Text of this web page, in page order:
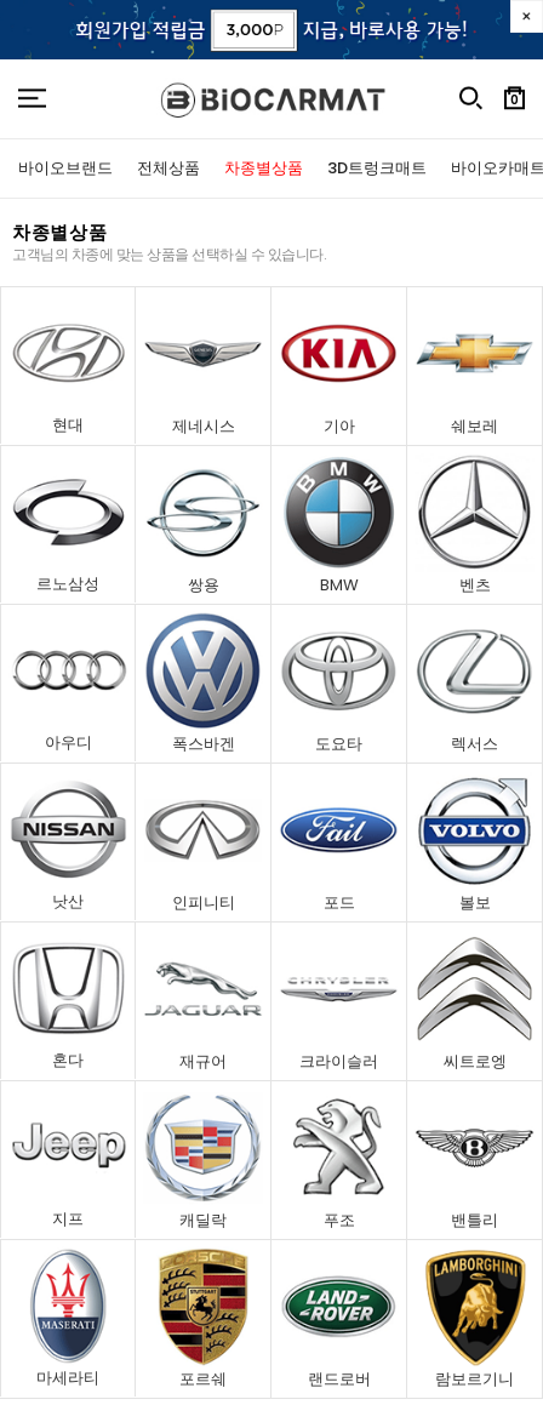
0
바이오브랜드 전체상품 차종별상품 3D트렁크매트 바이오카매
차종별상품
고객님의 차종에 맞는 상품을 선택하실 수 있습니다.
현대 제네시스 기아 쉐보레
르노삼성 쌍용 BMW 벤츠
아우디 폭스바겐 도요타 렉서스
낫산 인피니티 포드 볼보
혼다 재규어 크라이슬러 씨트로엥
지프 캐딜락 푸조 밴틀리
마세라티 포르쉐 랜드로버 람보르기니